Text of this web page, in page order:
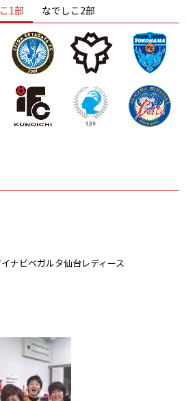
屋 静岡 愛媛Ｌ
1部 なでしこ2部
ナビベガルタ仙台レディース